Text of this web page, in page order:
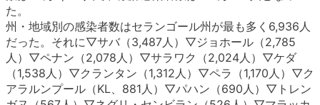
た。
州・地域別の感染者数はセランゴール州が最も多く6,936人
だった。それに▽サバ（3,487人）▽ジョホール（2,785
人）▽ペナン（2,078人）▽サラワク（2,024人）▽ケダ
（1,538人）▽クランタン（1,312人）▽ペラ（1,170人）▽ク
アラルンプール（KL、881人）▽パハン（690人）▽トレン